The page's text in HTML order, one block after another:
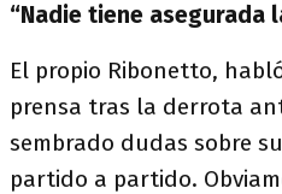
“Nadie tiene asegurada
El propio Ribonetto,
prensa tras la derrota
sembrado dudas sobre
partido a partido.